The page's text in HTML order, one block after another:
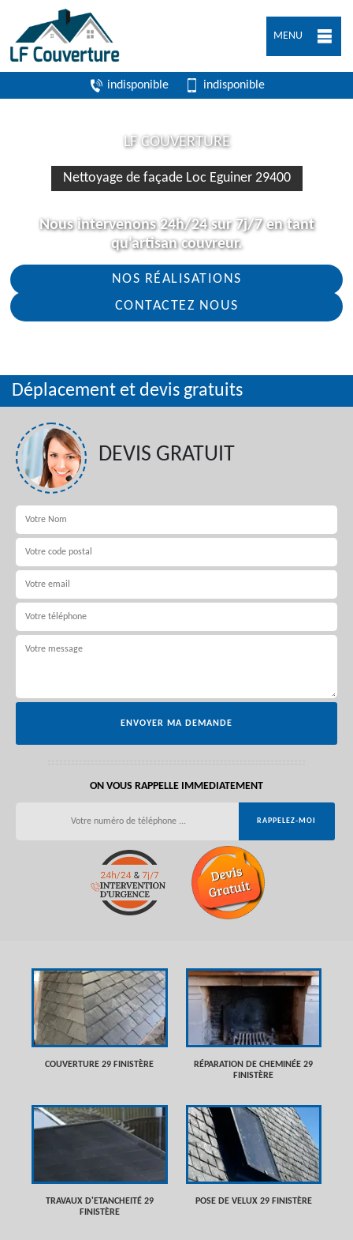
MENU
indisponible indisponible
LF COUVERTURE
Nettoyage de façade Loc Eguiner 29400
Nous intervenons 24h/24 sur 7j/7 en tant
qu'artisan couvreur.
NOS RÉALISATIONS
CONTACTEZ NOUS
Déplacement et devis gratuits
DEVIS GRATUIT
ON VOUS RAPPELLE IMMEDIATEMENT
COUVERTURE 29 FINISTÈRE
RÉPARATION DE CHEMINÉE 29
FINISTÈRE
TRAVAUX D'ETANCHEITÉ 29
FINISTÈRE
POSE DE VELUX 29 FINISTÈRE